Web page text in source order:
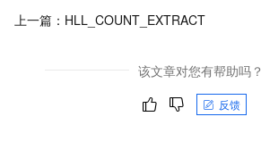
上一篇： HLL_COUNT_EXTRACT
该文章对您有帮助吗？
反馈